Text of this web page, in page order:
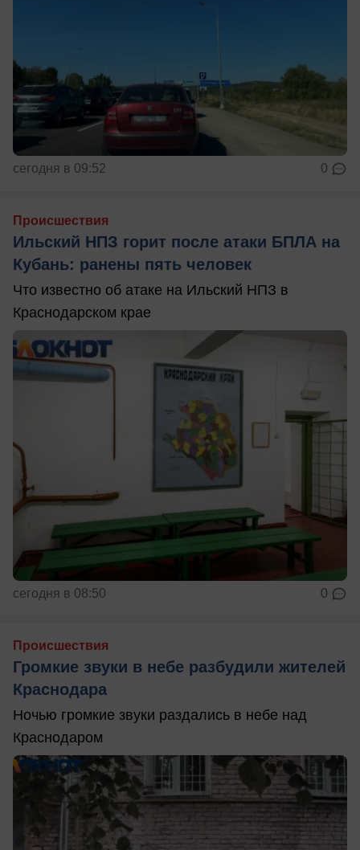
сегодня в 09:52 0
Происшествия
Ильский НПЗ горит после атаки БПЛА на
Кубань: ранены пять человек
Что известно об атаке на Ильский НПЗ в
Краснодарском крае
сегодня в 08:50 0
Происшествия
Громкие звуки в небе разбудили жителей
Краснодара
Ночью громкие звуки раздались в небе над
Краснодаром